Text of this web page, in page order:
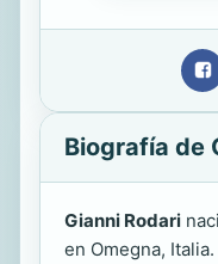
Biografía de
Gianni Rodari
en Omegna,